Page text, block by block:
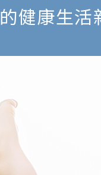
的健康生活